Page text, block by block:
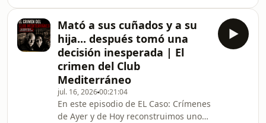
que mantuvo
crónica negra española.Durante
décadas, su crimen permaneció sin
resolver. La familia convivió con la
incertidumbre mientras la
investigación parecía haberse
quedado sin respuestas.Casi 40 años
después, los avances en el análisis de
ADN permitieron identifica
Mató a sus cuñados y a su
hija... después tomó una
decisión inesperada | El
crimen del Club
Mediterráneo
jul. 16, 202600:21:04
En este episodio de EL Caso: Crímenes
de Ayer y de Hoy reconstruimos uno